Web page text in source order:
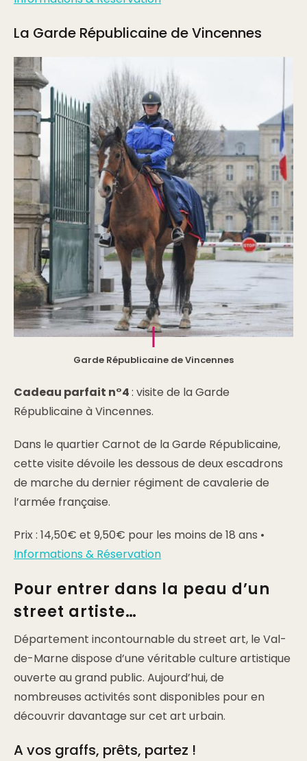
La Garde Républicaine de Vincennes
Garde Républicaine de Vincennes
Cadeau parfait n°4: visite de la Garde
Républicaine à Vincennes.
Dans le quartier Carnot de la Garde Républicaine,
cette visite dévoile les dessous de deux escadrons
de marche du dernier régiment de cavalerie de
l’armée française.
Prix : 14,50€ et 9,50€ pour les moins de 18 ans •
Informations & Réservation
Pour entrer dans la peau d’un
street artiste…
Département incontournable du street art, le Val-
de-Marne dispose d’une véritable culture artistique
ouverte au grand public. Aujourd’hui, de
nombreuses activités sont disponibles pour en
découvrir davantage sur cet art urbain.
A vos graffs, prêts, partez !